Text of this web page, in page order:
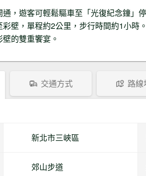
，遊客可輕鬆驅車至「光復紀念鐘」
彩壁，單程約2公里，步行時間約1小
的雙重饗宴。
交通方式 路線
新北市三峽區
郊山步道